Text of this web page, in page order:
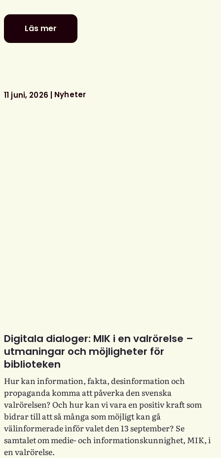
Läs mer
Politiker
–
ditt
11 juni, 2026 Nyheter
Digitala dialoger: MIK i en valrörelse –
utmaningar och möjligheter för
biblioteken
Hur kan information, fakta, desinformation och
propaganda komma att påverka den svenska
valrörelsen? Och hur kan vi vara en positiv kraft som
bidrar till att så många som möjligt kan gå
välinformerade inför valet den 13 september? Se
samtalet om medie- och informationskunnighet, MIK, i
en valrörelse.